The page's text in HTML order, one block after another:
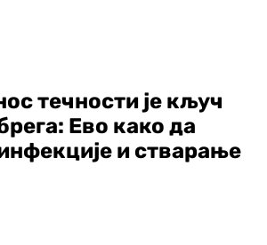
течности је кључ
Ево како да
и стварање